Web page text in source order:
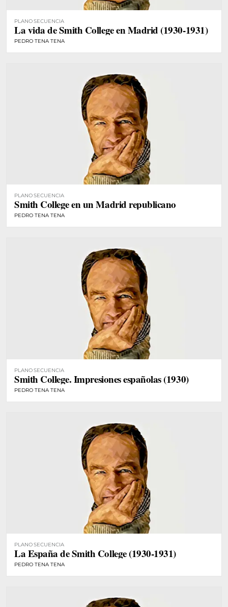
PLANO SECUENCIA
La vida de Smith College en Madrid (1930-1931)
PEDRO TENA TENA
PLANO SECUENCIA
Smith College en un Madrid republicano
PEDRO TENA TENA
PLANO SECUENCIA
Smith College. Impresiones españolas (1930)
PEDRO TENA TENA
PLANO SECUENCIA
La España de Smith College (1930-1931)
PEDRO TENA TENA